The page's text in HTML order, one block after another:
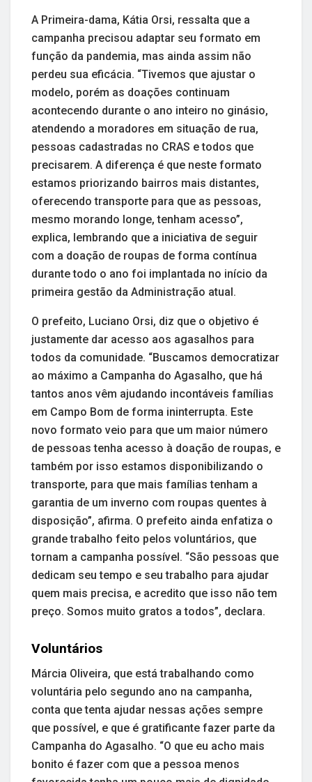
A Primeira-dama, Kátia Orsi, ressalta que a
campanha precisou adaptar seu formato em
função da pandemia, mas ainda assim não
perdeu sua eficácia. “Tivemos que ajustar o
modelo, porém as doações continuam
acontecendo durante o ano inteiro no ginásio,
atendendo a moradores em situação de rua,
pessoas cadastradas no CRAS e todos que
precisarem. A diferença é que neste formato
estamos priorizando bairros mais distantes,
oferecendo transporte para que as pessoas,
mesmo morando longe, tenham acesso”,
explica, lembrando que a iniciativa de seguir
com a doação de roupas de forma contínua
durante todo o ano foi implantada no início da
primeira gestão da Administração atual.
O prefeito, Luciano Orsi, diz que o objetivo é
justamente dar acesso aos agasalhos para
todos da comunidade. “Buscamos democratizar
ao máximo a Campanha do Agasalho, que há
tantos anos vêm ajudando incontáveis famílias
em Campo Bom de forma ininterrupta. Este
novo formato veio para que um maior número
de pessoas tenha acesso à doação de roupas, e
também por isso estamos disponibilizando o
transporte, para que mais famílias tenham a
garantia de um inverno com roupas quentes à
disposição”, afirma. O prefeito ainda enfatiza o
grande trabalho feito pelos voluntários, que
tornam a campanha possível. “São pessoas que
dedicam seu tempo e seu trabalho para ajudar
quem mais precisa, e acredito que isso não tem
preço. Somos muito gratos a todos”, declara.
Voluntários
Márcia Oliveira, que está trabalhando como
voluntária pelo segundo ano na campanha,
conta que tenta ajudar nessas ações sempre
que possível, e que é gratificante fazer parte da
Campanha do Agasalho. “O que eu acho mais
bonito é fazer com que a pessoa menos